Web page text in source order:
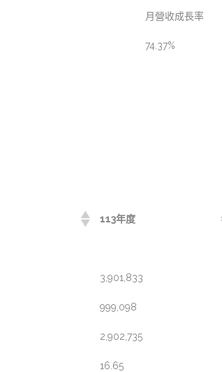
月營收成長率
74.37%
113年度
3,901,833
999,098
2,902,735
16.65